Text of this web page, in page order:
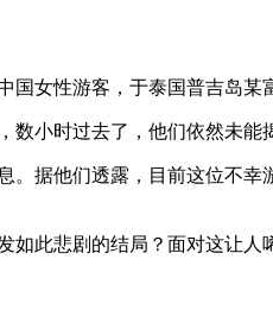
女性游客，于泰国普吉岛某
小时过去了，他们依然未能
据他们透露，目前这位不
此悲剧的结局？面对这让